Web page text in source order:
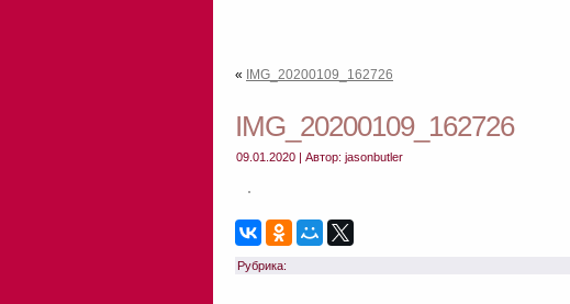
« IMG_20200109_162726
IMG_20200109_162726
09.01.2020 | Автор: jasonbutler
Рубрика: